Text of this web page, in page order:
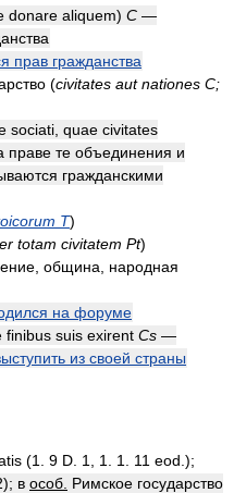
donare aliquem) C —
прав гражданства
(civitates aut nationes C;
sociati, quae civitates
те объединения и
гражданскими
T)
totam civitatem Pt)
община, народная
на форуме
finibus suis exirent Cs —
из своей страны
(1. 9 D. 1, 1. 1. 11 eod.);
в особ. Римское государство